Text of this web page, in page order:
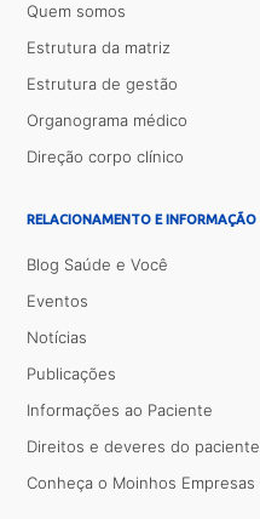
Quem somos
Estrutura da matriz
Estrutura de gestão
Organograma médico
Direção corpo clínico
RELACIONAMENTO E INFORMAÇÃO
Blog Saúde e Você
Eventos
Notícias
Publicações
Informações ao Paciente
Direitos e deveres do paciente
Conheça o Moinhos Empresas